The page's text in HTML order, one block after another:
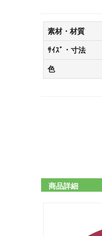
素材・材質
ｻｲｽﾞ・寸法
色
商品詳細